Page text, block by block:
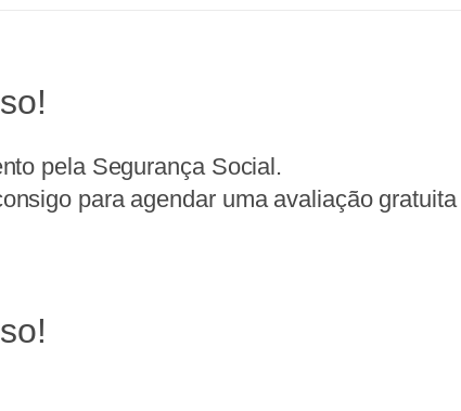
pela Segurança Social.
para agendar uma avaliação